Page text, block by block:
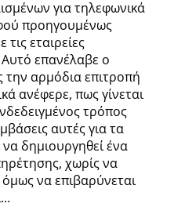
για τηλεφωνικά
προηγουμένως
εταιρείες
επανέλαβε ο
αρμόδια επιτροπή
ανέφερε, πως γίνεται
τρόπος
αυτές για τα
δημιουργηθεί ένα
χωρίς να
να επιβαρύνεται